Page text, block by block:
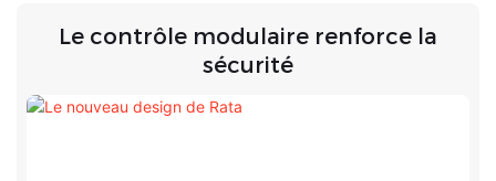
Le contrôle modulaire renforce la
sécurité